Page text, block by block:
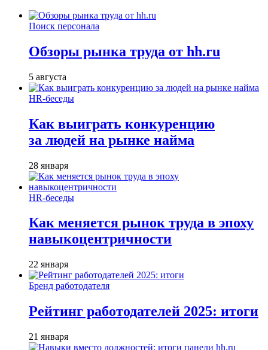
Поиск персонала
Обзоры рынка труда от hh.ru
5 августа
HR-беседы
Как выиграть конкуренцию
за людей на рынке найма
28 января
HR-беседы
Как меняется рынок труда в эпоху
навыкоцентричности
22 января
Бренд работодателя
Рейтинг работодателей 2025: итоги
21 января